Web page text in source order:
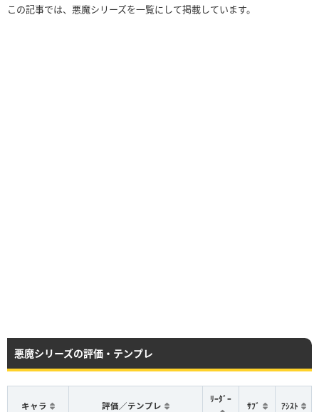
この記事では、悪魔シリーズを一覧にして掲載しています。
悪魔シリーズの評価・テンプレ
キャラ 評価／テンプレ
ﾘｰﾀﾞｰ
ｻﾌﾞ ｱｼｽﾄ